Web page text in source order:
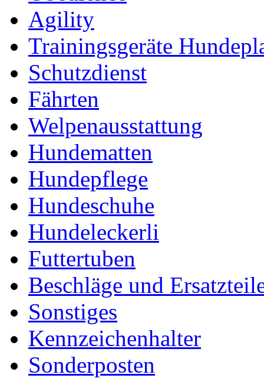
Agility
Trainingsgeräte
Schutzdienst
Fährten
Welpenausstattung
Hundematten
Hundepflege
Hundeschuhe
Hundeleckerli
Futtertuben
Beschläge und
Sonstiges
Kennzeichenhalter
Sonderposten